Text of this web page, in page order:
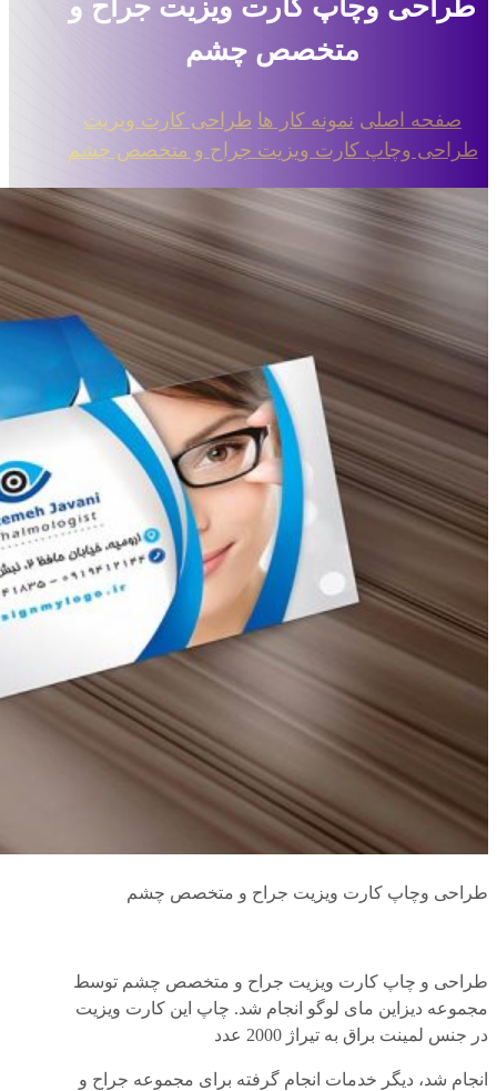
طراحی وچاپ کارت ویزیت جراح و
متخصص چشم
صفحه اصلی نمونه کار ها طراحی کارت ویزیت
طراحی وچاپ کارت ویزیت جراح و متخصص چشم
طراحی وچاپ کارت ویزیت جراح و متخصص چشم
طراحی و چاپ کارت ویزیت جراح و متخصص چشم توسط
مجموعه دیزاین مای لوگو انجام شد. چاپ این کارت ویزیت
در جنس لمینت براق به تیراژ 2000 عدد
انجام شد، دیگر خدمات انجام گرفته برای مجموعه جراح و